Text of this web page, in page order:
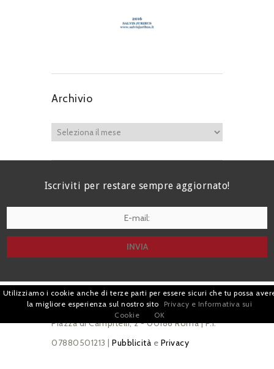
Archivio
Iscriviti per restare sempre aggiornato!
| Avv. Giacomo Romano |
Piazza di Campitelli, 2 - 00186 Roma | P.I.
07880501213 | Pubblicità e Privacy
Utilizziamo i cookie anche di terze parti per essere sicuri che tu possa
la migliore esperienza sul nostro sito
Privacy e Informativa sui
Cookie
OK